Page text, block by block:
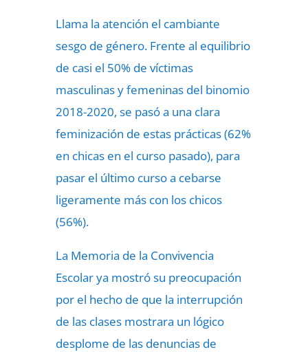
Llama la atención el cambiante
sesgo de género. Frente al equilibrio
de casi el 50% de víctimas
masculinas y femeninas del binomio
2018-2020, se pasó a una clara
feminización de estas prácticas (62%
en chicas en el curso pasado), para
pasar el último curso a cebarse
ligeramente más con los chicos
(56%).
La Memoria de la Convivencia
Escolar ya mostró su preocupación
por el hecho de que la interrupción
de las clases mostrara un lógico
desplome de las denuncias de